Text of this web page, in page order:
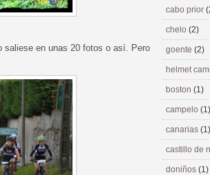
saliese en unas 20 fotos o así. Pero
cabo prior
chelo (2)
goente (2)
helmet
boston (1)
campelo (1)
canarias (1)
castillo de
doniños (1)